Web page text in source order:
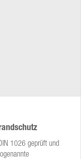
1026 geprüft und